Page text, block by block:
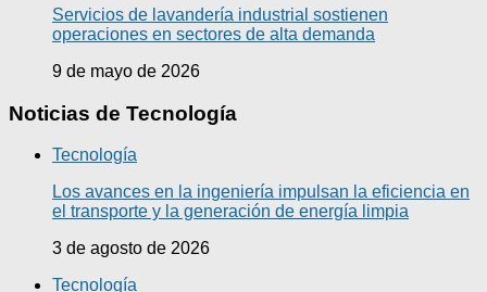
Servicios de lavandería industrial sostienen
operaciones en sectores de alta demanda
9 de mayo de 2026
Noticias de Tecnología
Tecnología
Los avances en la ingeniería impulsan la eficiencia en
el transporte y la generación de energía limpia
3 de agosto de 2026
Tecnología